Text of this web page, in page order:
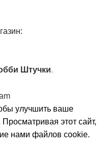
Штучки.
улучшить ваше
этот сайт,
нами файлов cookie.